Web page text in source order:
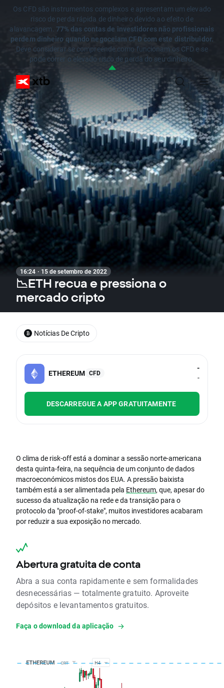
Os CFD são instrumentos complexos e apresentam um elevado
risco de perda rápida de dinheiro devido ao efeito de
alavancagem. 77% das contas de investidores não profissionais
perdem dinheiro quando negoceiam CFD com este distribuidor.
Deve considerar se compreende como funcionam os CFD e se
pode correr o elevado risco de perda do seu dinheiro.
16:24 · 15 de setembro de 2022
📉ETH recua e pressiona o
mercado cripto
ETHEREUM CFD
-
-
DESCARREGUE A APP GRATUITAMENTE
O clima de risk-off está a dominar a sessão norte-americana
desta quinta-feira, na sequência de um conjunto de dados
macroeconómicos mistos dos EUA. A pressão baixista
também está a ser alimentada pela Ethereum, que, apesar do
sucesso da atualização na rede e da transição para o
protocolo da "proof-of-stake", muitos investidores acabaram
por reduzir a sua exposição no mercado.
Abertura gratuita de conta
Abra a sua conta rapidamente e sem formalidades
desnecessárias — totalmente gratuito. Aproveite
depósitos e levantamentos gratuitos.
Faça o download da aplicação
Notícias De Cripto